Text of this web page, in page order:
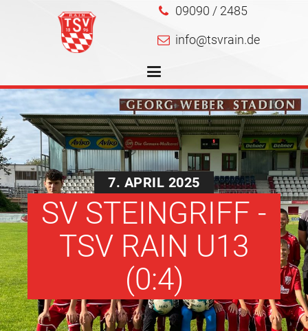
09090 / 2485
info@tsvrain.de
7. APRIL 2025
SV STEINGRIFF -
TSV RAIN U13
(0:4)